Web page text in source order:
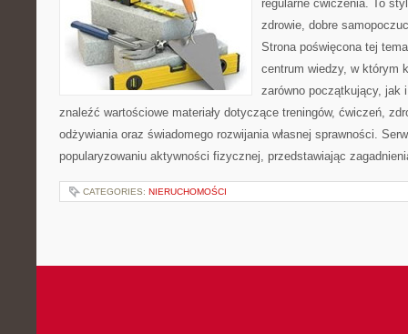
regularne ćwiczenia. To
zdrowie, dobre
Strona poświęcona tej
centrum wiedzy, w którym
zarówno początkujący, jak
znaleźć wartościowe materiały dotyczące treningów, ćwiczeń,
odżywiania oraz świadomego rozwijania własnej sprawności.
popularyzowaniu aktywności fizycznej, przedstawiając
CATEGORIES: NIERUCHOMOŚCI